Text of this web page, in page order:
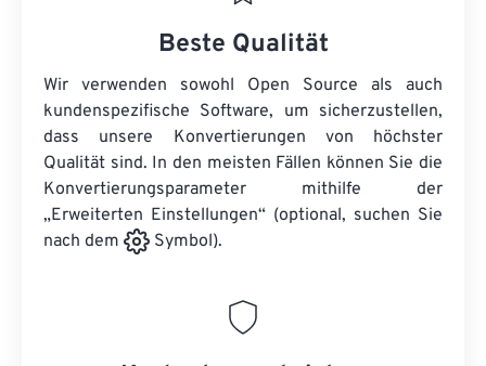
Beste Qualität
Wir verwenden sowohl Open Source als auch
kundenspezifische Software, um sicherzustellen,
dass unsere Konvertierungen von höchster
Qualität sind. In den meisten Fällen können Sie die
Konvertierungsparameter mithilfe der
„Erweiterten Einstellungen“ (optional, suchen Sie
nach dem
Symbol).